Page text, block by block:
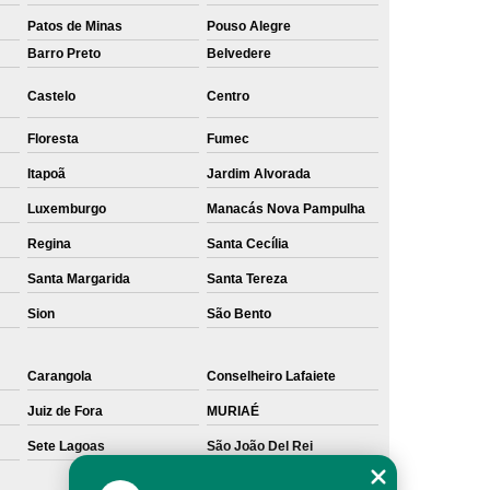
Patos de Minas
Pouso Alegre
Barro Preto Belvedere
Castelo Centro
Floresta Fumec
Itapoã Jardim Alvorada
Luxemburgo Manacás Nova Pampulha
Regina Santa Cecília
Santa Margarida Santa Tereza
Sion São Bento
Carangola Conselheiro Lafaiete
Juiz de Fora MURIAÉ
Sete Lagoas São João Del Rei